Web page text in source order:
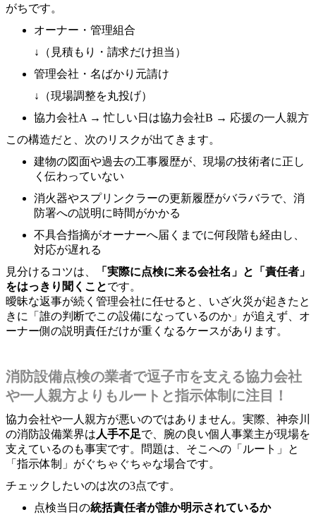
がちです。
オーナー・管理組合
↓（見積もり・請求だけ担当）
管理会社・名ばかり元請け
↓（現場調整を丸投げ）
協力会社A → 忙しい日は協力会社B → 応援の一人親方
この構造だと、次のリスクが出てきます。
建物の図面や過去の工事履歴が、現場の技術者に正し
く伝わっていない
消火器やスプリンクラーの更新履歴がバラバラで、消
防署への説明に時間がかかる
不具合指摘がオーナーへ届くまでに何段階も経由し、
対応が遅れる
見分けるコツは、
「実際に点検に来る会社名」と「責任者」
をはっきり聞くことです。
曖昧な返事が続く管理会社に任せると、いざ火災が起きたと
きに「誰の判断でこの設備になっているのか」が追えず、オ
ーナー側の説明責任だけが重くなるケースがあります。
消防設備点検の業者で逗子市を支える協力会社
や一人親方よりもルートと指示体制に注目！
協力会社や一人親方が悪いのではありません。実際、神奈川
の消防設備業界は 人手不足で、腕の良い個人事業主が現場を
支えているのも事実です。問題は、そこへの「ルート」と
「指示体制」がぐちゃぐちゃな場合です。
チェックしたいのは次の3点です。
点検当日の統括責任者が誰か明示されているか